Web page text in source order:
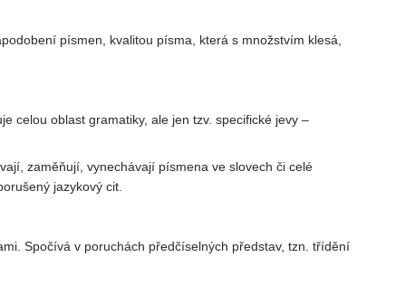
písmen, kvalitou písma, která s množstvím klesá,
celou oblast gramatiky, ale jen tzv. specifické jevy –
zaměňují, vynechávají písmena ve slovech či celé
jazykový cit.
Spočívá v poruchách předčíselných představ, tzn. třídění